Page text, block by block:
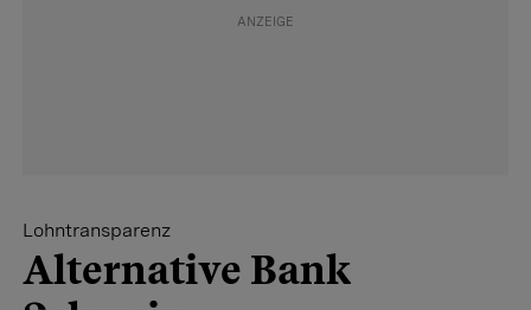
Lohntransparenz
Alternative Bank